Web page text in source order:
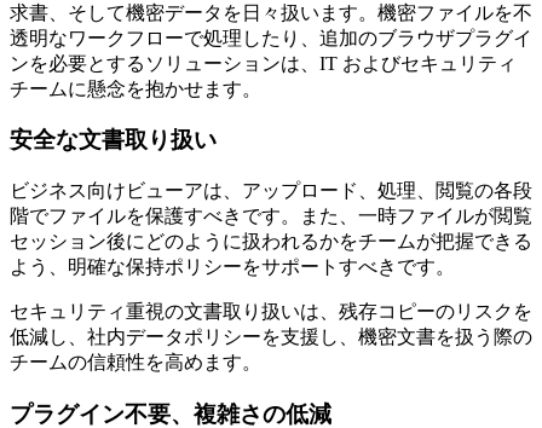
求書、そして機密データを日々扱います。機密ファイルを不
透明なワークフローで処理したり、追加のブラウザプラグイ
ンを必要とするソリューションは、IT およびセキュリティ
チームに懸念を抱かせます。
安全な文書取り扱い
ビジネス向けビューアは、アップロード、処理、閲覧の各段
階でファイルを保護すべきです。また、一時ファイルが閲覧
セッション後にどのように扱われるかをチームが把握できる
よう、明確な保持ポリシーをサポートすべきです。
セキュリティ重視の文書取り扱いは、残存コピーのリスクを
低減し、社内データポリシーを支援し、機密文書を扱う際の
チームの信頼性を高めます。
プラグイン不要、複雑さの低減